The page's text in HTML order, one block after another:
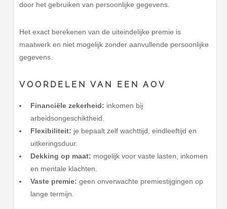
door het gebruiken van persoonlijke gegevens.
Het exact berekenen van de uiteindelijke premie is
maatwerk en niet mogelijk zonder aanvullende persoonlijke
gegevens.
VOORDELEN VAN EEN AOV
Financiële zekerheid: inkomen bij
arbeidsongeschiktheid.
Flexibiliteit: je bepaalt zelf wachttijd, eindleeftijd en
uitkeringsduur.
Dekking op maat: mogelijk voor vaste lasten, inkomen
en mentale klachten.
Vaste premie: geen onverwachte premiestijgingen op
lange termijn.